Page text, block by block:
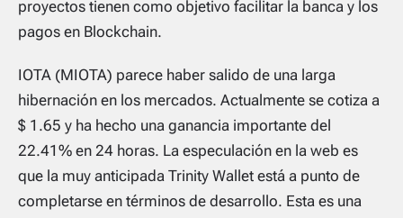
proyectos tienen como objetivo facilitar la banca y los
pagos en Blockchain.
IOTA (MIOTA) parece haber salido de una larga
hibernación en los mercados. Actualmente se cotiza a
$ 1.65 y ha hecho una ganancia importante del
22.41% en 24 horas. La especulación en la web es
que la muy anticipada Trinity Wallet está a punto de
completarse en términos de desarrollo. Esta es una